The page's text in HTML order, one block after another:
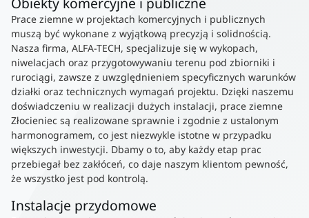
Prace ziemne w projektach komercyjnych i publicznych
muszą być wykonane z wyjątkową precyzją i solidnością.
Nasza firma, ALFA-TECH, specjalizuje się w wykopach,
niwelacjach oraz przygotowywaniu terenu pod zbiorniki i
rurociągi, zawsze z uwzględnieniem specyficznych warunków
działki oraz technicznych wymagań projektu. Dzięki naszemu
doświadczeniu w realizacji dużych instalacji, prace ziemne
Złocieniec są realizowane sprawnie i zgodnie z ustalonym
harmonogramem, co jest niezwykle istotne w przypadku
większych inwestycji. Dbamy o to, aby każdy etap prac
przebiegał bez zakłóceń, co daje naszym klientom pewność,
że wszystko jest pod kontrolą.
Instalacje przydomowe